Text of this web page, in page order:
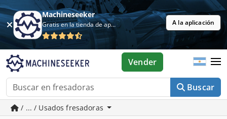
Machineseeker
Gratis en la tienda de aplicaciones A la aplicación
Buscar
Vender
/ ... / Usados fresadoras